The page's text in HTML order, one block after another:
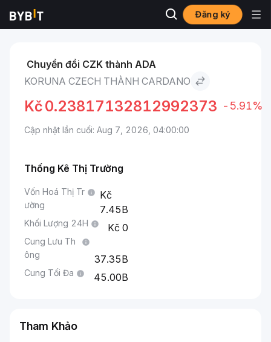
Đăng ký
Thị trường Koruna Czech to Cardano
Chuyển đổi CZK thành ADA
KORUNA CZECH THÀNH CARDANO
Kč0.23817132812992373 -5.91%
Cập nhật lần cuối: Aug 7, 2026, 04:00:00
Thống Kê Thị Trường
Vốn Hoá Thị Tr
ường
7.45B
Khối Lượng 24H 0
Cung Lưu Th
ông
37.35B
Cung Tối Đa 45.00B
Tham Khảo